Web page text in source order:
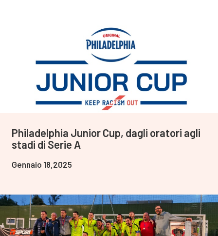
Philadelphia Junior Cup, dagli oratori agli
stadi di Serie A
Gennaio 18,2025